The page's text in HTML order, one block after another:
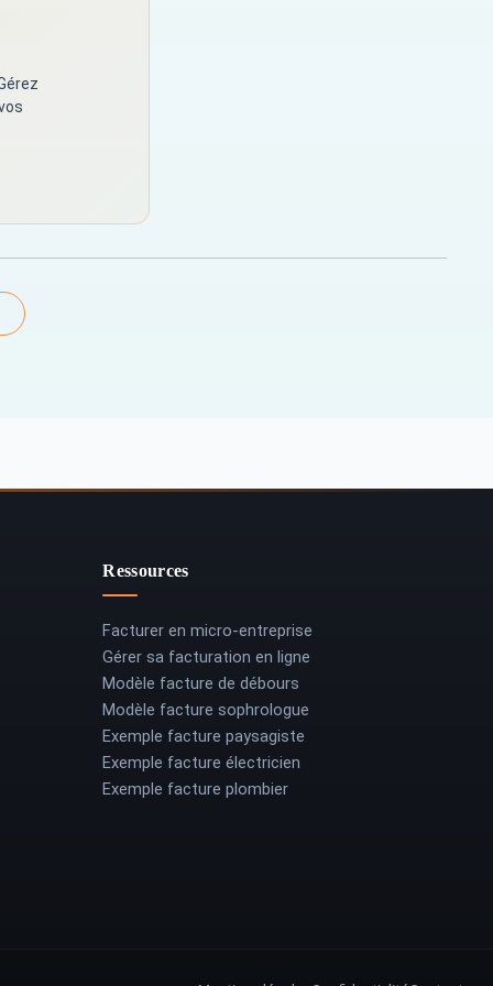
Ressources
Facturer en micro-entreprise
Gérer sa facturation en ligne
Modèle facture de débours
Modèle facture sophrologue
Exemple facture paysagiste
Exemple facture électricien
Exemple facture plombier